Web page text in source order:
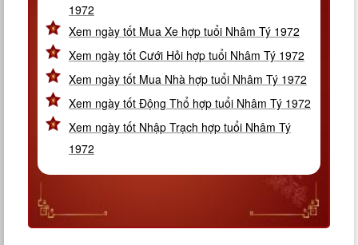
1972
Xem ngày tốt Mua Xe hợp tuổi Nhâm Tý 1972
Xem ngày tốt Cưới Hỏi hợp tuổi Nhâm Tý 1972
Xem ngày tốt Mua Nhà hợp tuổi Nhâm Tý 1972
Xem ngày tốt Động Thổ hợp tuổi Nhâm Tý 1972
Xem ngày tốt Nhập Trạch hợp tuổi Nhâm Tý
1972